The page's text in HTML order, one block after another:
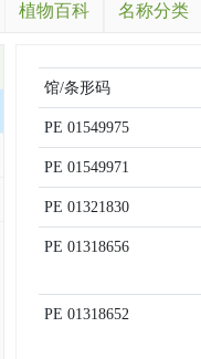
植物百科 名称分类
馆/条形码
PE 01549975
PE 01549971
PE 01321830
PE 01318656
PE 01318652